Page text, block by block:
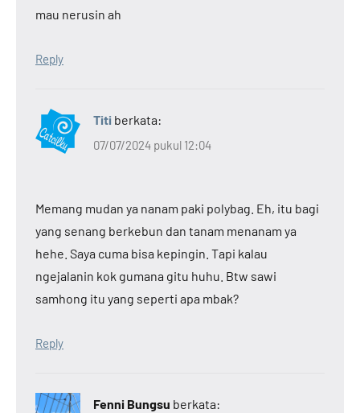
mau nerusin ah
Reply
Titi berkata:
07/07/2024 pukul 12:04
Memang mudan ya nanam paki polybag. Eh, itu bagi
yang senang berkebun dan tanam menanam ya
hehe. Saya cuma bisa kepingin. Tapi kalau
ngejalanin kok gumana gitu huhu. Btw sawi
samhong itu yang seperti apa mbak?
Reply
Fenni Bungsu berkata: